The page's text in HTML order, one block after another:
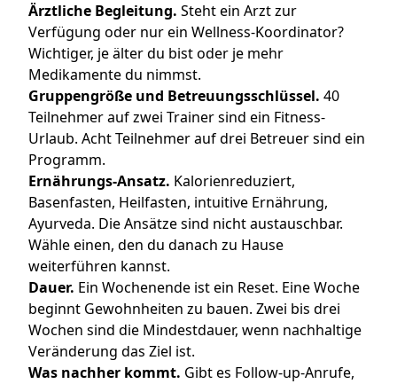
Ärztliche Begleitung. Steht ein Arzt zur
Verfügung oder nur ein Wellness-Koordinator?
Wichtiger, je älter du bist oder je mehr
Medikamente du nimmst.
Gruppengröße und Betreuungsschlüssel. 40
Teilnehmer auf zwei Trainer sind ein Fitness-
Urlaub. Acht Teilnehmer auf drei Betreuer sind ein
Programm.
Ernährungs-Ansatz. Kalorienreduziert,
Basenfasten, Heilfasten, intuitive Ernährung,
Ayurveda. Die Ansätze sind nicht austauschbar.
Wähle einen, den du danach zu Hause
weiterführen kannst.
Dauer. Ein Wochenende ist ein Reset. Eine Woche
beginnt Gewohnheiten zu bauen. Zwei bis drei
Wochen sind die Mindestdauer, wenn nachhaltige
Veränderung das Ziel ist.
Was nachher kommt. Gibt es Follow-up-Anrufe,